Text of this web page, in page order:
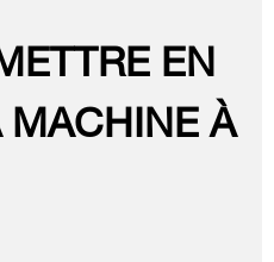
EN
À